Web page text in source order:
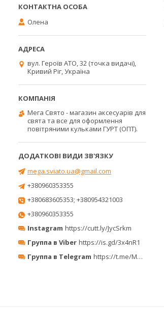
Олена
вул. Героїв АТО, 32 (точка видачі),
Кривий Ріг, Україна
Мега Свято - магазин аксесуарів для
свята та все для оформлення
повітряними кульками ГУРТ (ОПТ).
mega.sviato.ua@gmail.com
+380960353355
+380683605353; +380954321003
+380960353355
Instagram https://cutt.ly/JycSrkm
Группа в Viber https://is.gd/3x4nR1
Группа в Telegram https://t.me/MegaPrazdnikUA